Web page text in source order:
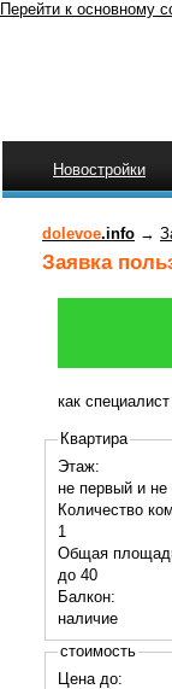
Перейти к основному
Новостройки
dolevoe.info →
Заявка
как
Квартира
Этаж:
не первый и не
Количество
1
Общая
до 40
Балкон:
наличие
стоимость
Цена до: